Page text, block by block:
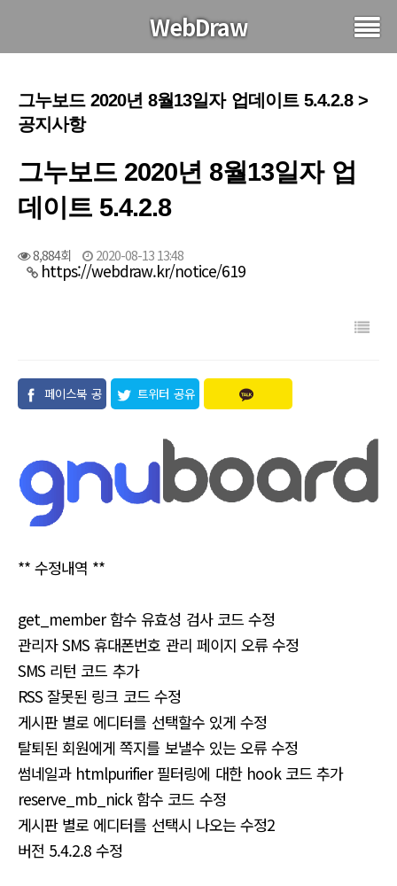
WebDraw
그누보드 2020년 8월13일자 업데이트 5.4.2.8 >
공지사항
그누보드 2020년 8월13일자 업
데이트 5.4.2.8
8,884회 2020-08-13 13:48
https://webdraw.kr/notice/619
페이스북 공
트위터 공유
** 수정내역 **
get_member 함수 유효성 검사 코드 수정
관리자 SMS 휴대폰번호 관리 페이지 오류 수정
SMS 리턴 코드 추가
RSS 잘못된 링크 코드 수정
게시판 별로 에디터를 선택할수 있게 수정
탈퇴된 회원에게 쪽지를 보낼수 있는 오류 수정
썸네일과 htmlpurifier 필터링에 대한 hook 코드 추가
reserve_mb_nick 함수 코드 수정
게시판 별로 에디터를 선택시 나오는 수정2
버전 5.4.2.8 수정